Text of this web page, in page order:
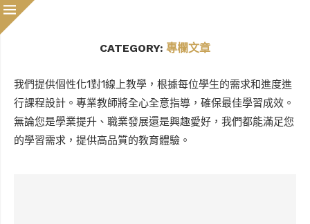
CATEGORY: 專欄文章
我們提供個性化1對1線上教學，根據每位學生的需求和進度進
行課程設計。專業教師將全心全意指導，確保最佳學習成效。
無論您是學業提升、職業發展還是興趣愛好，我們都能滿足您
的學習需求，提供高品質的教育體驗。